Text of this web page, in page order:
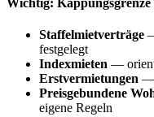
Staffelmietverträge
festgelegt
Indexmieten —
Erstvermietungen —
Preisgebundene
eigene Regeln